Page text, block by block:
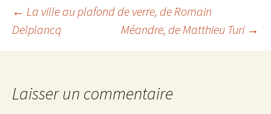
Navigation
des
articles
← La ville au plafond de verre, de Romain
Delplancq
Méandre, de Matthieu Turi →
Laisser un commentaire